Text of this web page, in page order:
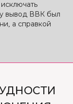
вывод ВВК был
а справкой